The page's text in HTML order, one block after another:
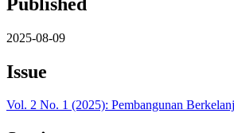
2025-08-09
Issue
Vol. 2 No. 1 (2025): Pembangunan